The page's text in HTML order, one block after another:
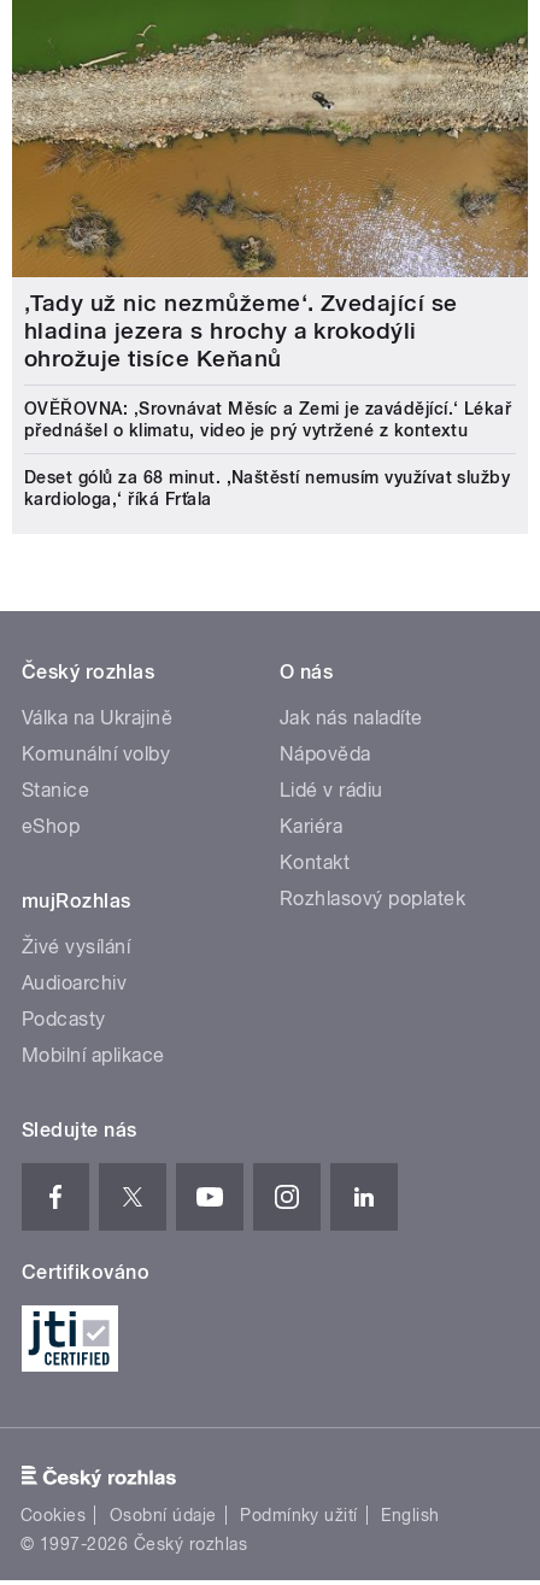
‚Tady už nic nezmůžeme‘. Zvedající se
hladina jezera s hrochy a krokodýli
ohrožuje tisíce Keňanů
OVĚŘOVNA: ‚Srovnávat Měsíc a Zemi je zavádějící.‘ Lékař
přednášel o klimatu, video je prý vytržené z kontextu
Deset gólů za 68 minut. ,Naštěstí nemusím využívat služby
kardiologa,‘ říká Frťala
Český rozhlas
Válka na Ukrajině
Komunální volby
Stanice
eShop
mujRozhlas
Živé vysílání
Audioarchiv
Podcasty
Mobilní aplikace
O nás
Jak nás naladíte
Nápověda
Lidé v rádiu
Kariéra
Kontakt
Rozhlasový poplatek
Sledujte nás
Certifikováno
Cookies Osobní údaje Podmínky užití
English
© 1997-2026 Český rozhlas